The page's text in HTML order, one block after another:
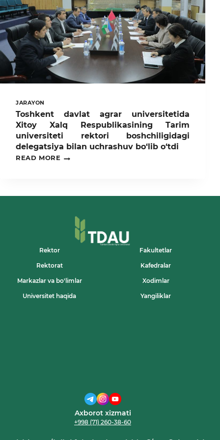
MAVZUSIDA
OTA-
ONALAR
KONGRESSI
BO‘LIB
O‘TDI.
JARAYON
Toshkent davlat agrar universitetida
Xitoy Xalq Respublikasining Tarim
universiteti rektori boshchiligidagi
delegatsiya bilan uchrashuv bo‘lib o‘tdi
READ MORE
TOSHKENT
BOSHCHILIGIDAGI
DELEGATSIYA
UCHRASHUV
O‘TDI
Rektor Fakultetlar
Rektorat Kafedralar
Markazlar va bo'limlar Xodimlar
Universitet haqida Yangiliklar
Axborot xizmati
+998 (71) 260-38-60